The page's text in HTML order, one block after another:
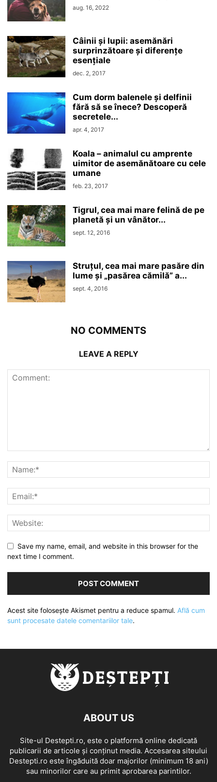
aug. 16, 2022
Câinii și lupii: asemănări
surprinzătoare și diferențe
esențiale
dec. 2, 2017
Cum dorm balenele și delfinii
fără să se înece? Descoperă
secretele...
apr. 4, 2017
Koala – animalul cu amprente
uimitor de asemănătoare cu cele
umane
feb. 23, 2017
Tigrul, cea mai mare felină de pe
planetă și un vânător...
sept. 12, 2016
Struțul, cea mai mare pasăre din
lume și „pasărea cămilă” a...
sept. 4, 2016
NO COMMENTS
LEAVE A REPLY
Save my name, email, and website in this browser for the
next time I comment.
Acest site folosește Akismet pentru a reduce spamul. Află cum
sunt procesate datele comentariilor tale.
ABOUT US
Site-ul Destepti.ro, este o platformă online dedicată
publicarii de articole și conținut media. Accesarea siteului
Destepti.ro este îngăduită doar majorilor (minimum 18 ani)
sau minorilor care au primit aprobarea parintilor.